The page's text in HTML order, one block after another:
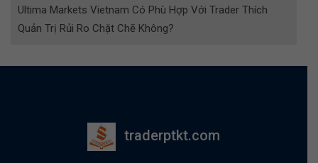
Ultima Markets Vietnam Có Phù Hợp Với Trader Thích
Quản Trị Rủi Ro Chặt Chẽ Không?
traderptkt.com